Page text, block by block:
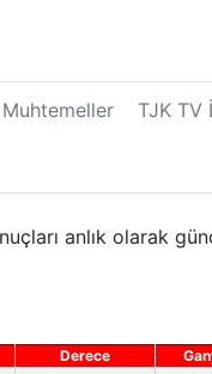
Muhtemeller TJK TV
anlık olarak
Derece